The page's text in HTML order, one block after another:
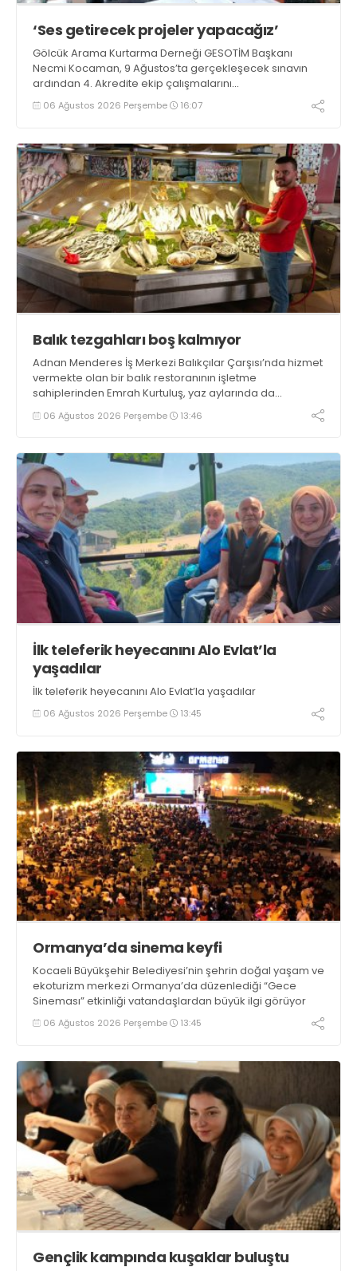
‘Ses getirecek projeler yapacağız’
Gölcük Arama Kurtarma Derneği GESOTİM Başkanı
Necmi Kocaman, 9 Ağustos’ta gerçekleşecek sınavın
ardından 4. Akredite ekip çalışmalarını
tamamlayacaklarını ifade ederek açıklamalarda
bulundu. Kocaman, “Gölcük’te ve Kocaeli genelinde ses
06 Ağustos 2026 Perşembe 16:07
Balık tezgahları boş kalmıyor
Adnan Menderes İş Merkezi Balıkçılar Çarşısı’nda hizmet
vermekte olan bir balık restoranının işletme
sahiplerinden Emrah Kurtuluş, yaz aylarında da
tezgahlarda taze balık bulunduğunu ifade ederek “Yıl
boyunca tezgahlarda taze balık bulmak mümkün
06 Ağustos 2026 Perşembe 13:46
İlk teleferik heyecanını Alo Evlat’la
yaşadılar
İlk teleferik heyecanını Alo Evlat’la yaşadılar
06 Ağustos 2026 Perşembe 13:45
Ormanya’da sinema keyfi
Kocaeli Büyükşehir Belediyesi’nin şehrin doğal yaşam ve
ekoturizm merkezi Ormanya’da düzenlediği “Gece
Sineması” etkinliği vatandaşlardan büyük ilgi görüyor
06 Ağustos 2026 Perşembe 13:45
Gençlik kampında kuşaklar buluştu